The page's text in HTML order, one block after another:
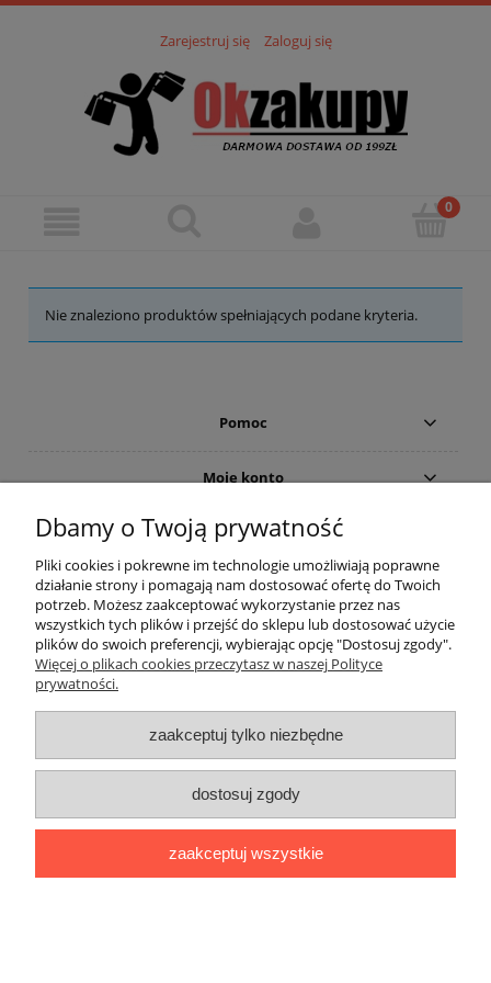
Zarejestruj się Zaloguj się
Nie znaleziono produktów spełniających podane kryteria.
Pomoc
Moje konto
Płatności i dostawa
Informacje
O nas
Sklep internetowy Shoper.pl
Dbamy o Twoją prywatność
Pliki cookies i pokrewne im technologie umożliwiają poprawne
działanie strony i pomagają nam dostosować ofertę do Twoich
potrzeb. Możesz zaakceptować wykorzystanie przez nas
wszystkich tych plików i przejść do sklepu lub dostosować użycie
plików do swoich preferencji, wybierając opcję "Dostosuj zgody".
Więcej o plikach cookies przeczytasz w naszej Polityce
prywatności.
zaakceptuj tylko niezbędne
dostosuj zgody
zaakceptuj wszystkie